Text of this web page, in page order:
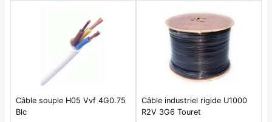
Câble souple H05 Vvf 4G0.75
Blc
Câble industriel rigide U1000
R2V 3G6 Touret